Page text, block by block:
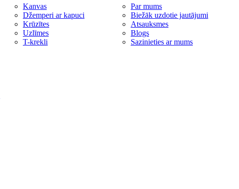
Kanvas
Džemperi ar kapuci
Krūzītes
Uzlīmes
T-krekli
Par mums
Biežāk uzdotie jautājumi
Atsauksmes
Blogs
Sazinieties ar mums